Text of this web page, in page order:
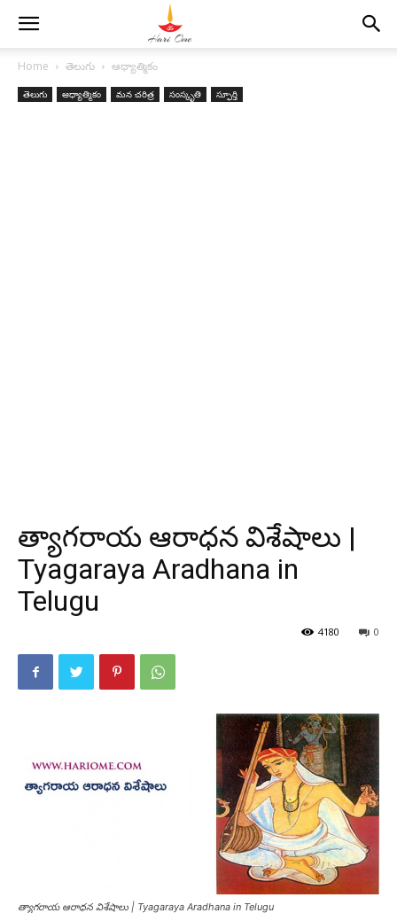
Home తెలుగు ఆధ్యాత్మికం
తెలుగు ఆధ్యాత్మికం మన చరిత్ర సంస్కృతి స్ఫూర్తి
త్యాగరాయ ఆరాధన విశేషాలు |
Tyagaraya Aradhana in
Telugu
0
4180
త్యాగరాయ ఆరాధన విశేషాలు | Tyagaraya Aradhana in Telugu